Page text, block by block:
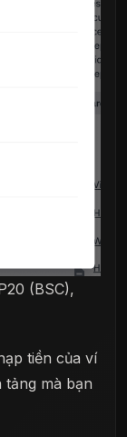
(BSC),
tiền của ví
tảng mà bạn